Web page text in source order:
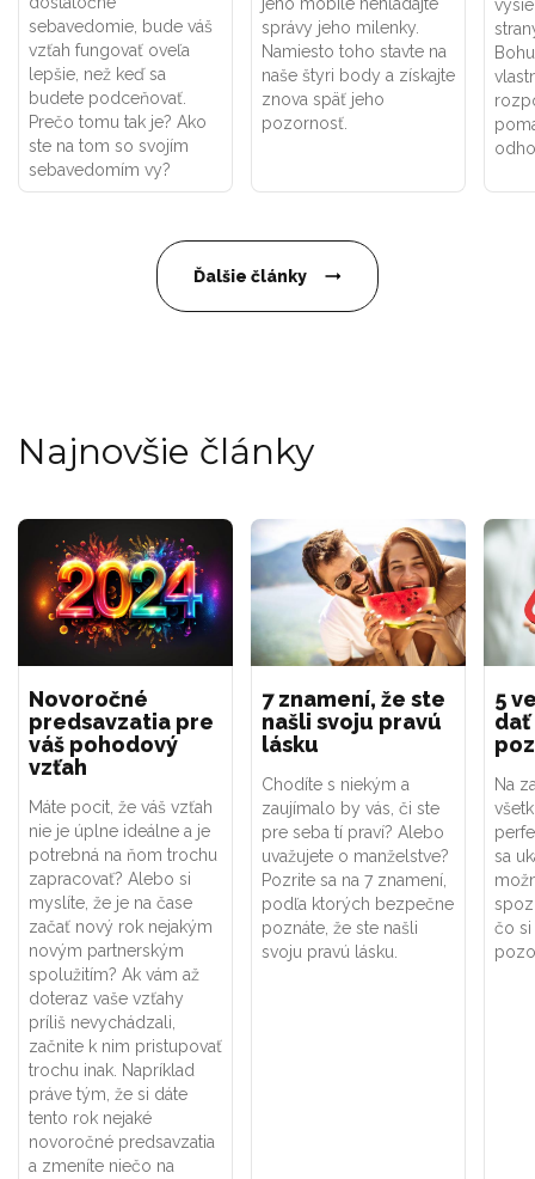
sebavedomie, bude váš
vzťah fungovať oveľa
lepšie, než keď sa
budete podceňovať.
Prečo tomu tak je? Ako
ste na tom so svojím
sebavedomím vy?
jeho mobile nehľadajte
správy jeho milenky.
Namiesto toho stavte na
naše štyri body a získajte
znova späť jeho
pozornosť.
Ďalšie články
Najnovšie články
Novoročné
predsavzatia pre
váš pohodový
vzťah
Máte pocit, že váš vzťah
nie je úplne ideálne a je
potrebná na ňom trochu
zapracovať? Alebo si
myslíte, že je na čase
začať nový rok nejakým
novým partnerským
spolužitím? Ak vám až
doteraz vaše vzťahy
príliš nevychádzali,
začnite k nim pristupovať
trochu inak. Napríklad
práve tým, že si dáte
tento rok nejaké
novoročné predsavzatia
a zmeníte niečo na
7 znamení, že ste
našli svoju pravú
lásku
Chodíte s niekým a
zaujímalo by vás, či ste
pre seba tí praví? Alebo
uvažujete o manželstve?
Pozrite sa na 7 znamení,
podľa ktorých bezpečne
poznáte, že ste našli
svoju pravú lásku.
5
dať
Na
sa
čo si